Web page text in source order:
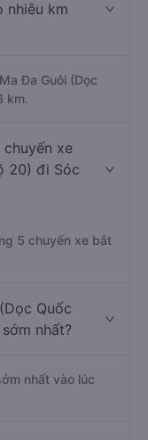
nhiêu km
Đa Guôi (Dọc
km.
xe
20) đi Sóc
5 chuyến xe bắt
Quốc
nhất?
nhất vào lúc